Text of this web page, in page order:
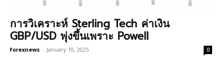
การวิเคราะห์ Sterling Tech ค่าเงิน
GBP/USD พุ่งขึ้นเพราะ Powell
forexnews - January 10, 2025 0